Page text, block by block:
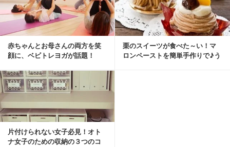
赤ちゃんとお母さんの両方を笑
顔に、ベビトレヨガが話題！
栗のスイーツが食べた～い！マ
ロンペーストを簡単手作りで♪う
片付けられない女子必見！オト
ナ女子のための収納の３つのコ